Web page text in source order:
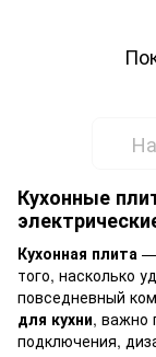
Кухонные
Кухонная плита —
того, насколько
повседневный
для кухни, важно
подключения,